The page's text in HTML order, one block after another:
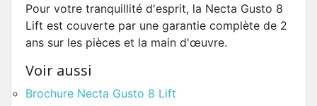
Pour votre tranquillité d'esprit, la Necta Gusto 8
Lift est couverte par une garantie complète de 2
ans sur les pièces et la main d'œuvre.
Voir aussi
Brochure Necta Gusto 8 Lift